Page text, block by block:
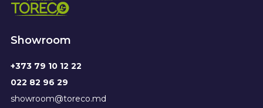
Showroom
+373 79 10 12 22
022 82 96 29
showroom@toreco.md